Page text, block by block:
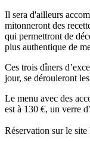
Il sera d'ailleurs
mitonneront des
qui permettront de
plus authentique de
Ces trois dîners
jour, se dérouleront
Le menu avec des
est à 130 €, un verre
Réservation sur le site